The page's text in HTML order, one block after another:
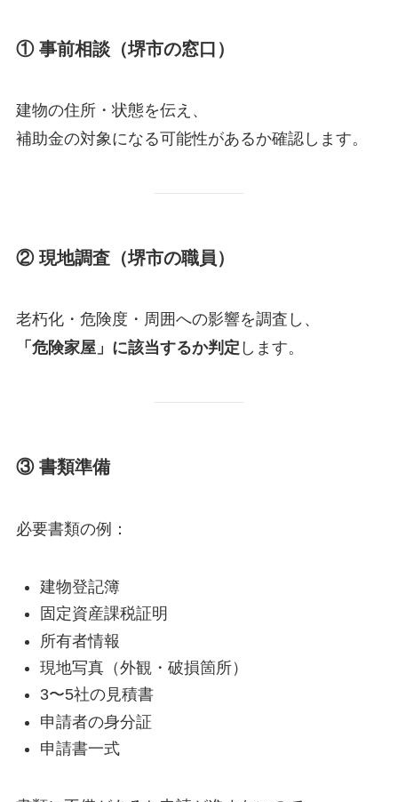
① 事前相談（堺市の窓口）
建物の住所・状態を伝え、
補助金の対象になる可能性があるか確認します。
② 現地調査（堺市の職員）
老朽化・危険度・周囲への影響を調査し、
「危険家屋」に該当するか判定 します。
③ 書類準備
必要書類の例：
建物登記簿
固定資産課税証明
所有者情報
現地写真（外観・破損箇所）
3〜5社の見積書
申請者の身分証
申請書一式